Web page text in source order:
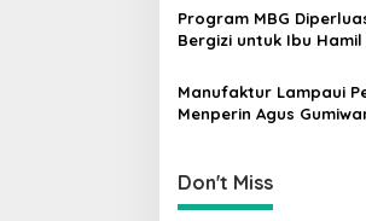
t
o
Program MBG
Bergizi untuk Ibu
Manufaktur Lampaui
Menperin Agus
Don't Miss